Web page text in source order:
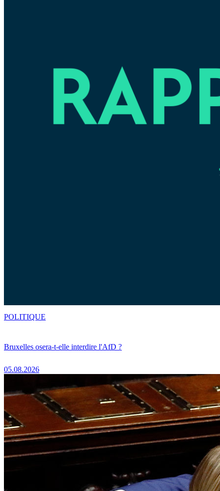
Bruxelles osera-t-elle interdire l'AfD ?
05.08.2026
POLITIQUE